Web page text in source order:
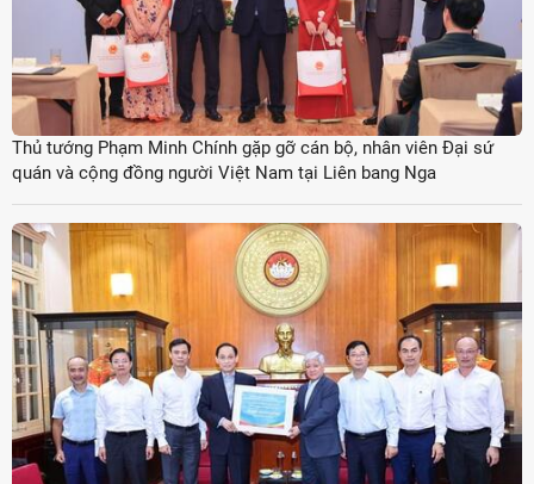
Thủ tướng Phạm Minh Chính gặp gỡ cán bộ, nhân viên Đại sứ
quán và cộng đồng người Việt Nam tại Liên bang Nga